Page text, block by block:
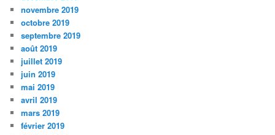
novembre 2019
octobre 2019
septembre 2019
août 2019
juillet 2019
juin 2019
mai 2019
avril 2019
mars 2019
février 2019